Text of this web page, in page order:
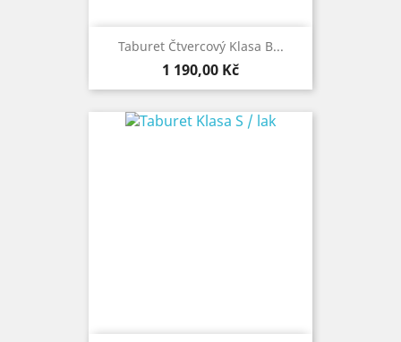
Taburet Čtvercový Klasa B...
Cena
1 190,00 Kč